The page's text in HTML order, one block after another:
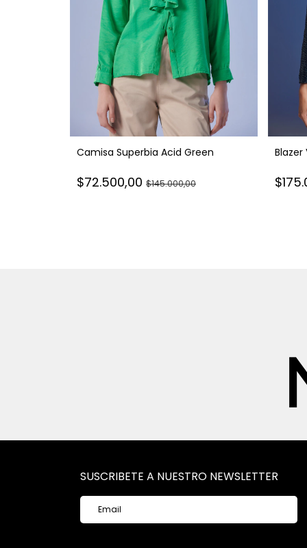
Camisa Superbia Acid Green
$72.500,00 $145.000,00
Blazer
SUSCRIBETE A NUESTRO NEWSLETTER